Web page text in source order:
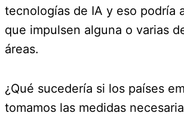
tecnologías de IA y eso podría
que impulsen alguna o varias
áreas.
¿Qué sucedería si los países
tomamos las medidas